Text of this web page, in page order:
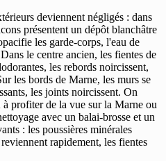
deviennent négligés : dans
présentent un dépôt blanchâtre
les garde-corps, l'eau de
le centre ancien, les fientes de
les rebords noircissent,
les bords de Marne, les murs se
les joints noircissent. On
profiter de la vue sur la Marne ou
avec un balai-brosse et un
: les poussières minérales
rapidement, les fientes